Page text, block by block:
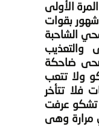
الأولى
ترانى فيها زوجتى بعد 4 شهور بقوات
الشاحبة
والتعذيب
ضاحكة
ولا تتعب
فلا تتأخر
تشكو عرفت
مرارة وهى